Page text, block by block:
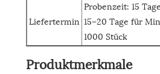
Liefertermin
Probenzeit: 15
15–20 Tage für
1000 Stück
Produktmerkmale